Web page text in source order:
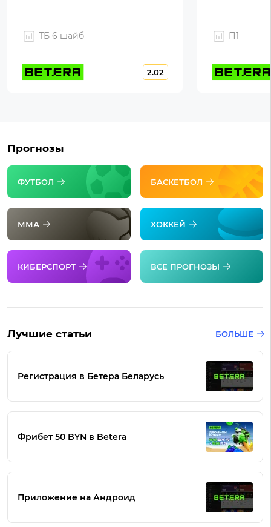
ТБ 6 шайб
2.02
П1
Прогнозы
ФУТБОЛ БАСКЕТБОЛ
ММА ХОККЕЙ
КИБЕРСПОРТ ВСЕ ПРОГНОЗЫ
Лучшие статьи БОЛЬШЕ
Регистрация в Бетера Беларусь
Фрибет 50 BYN в Betera
Приложение на Андроид